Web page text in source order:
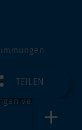
TEILEN
and Trace
verwalten